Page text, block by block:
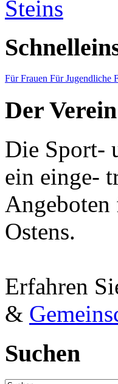
Für Frauen Für Jugendliche
Der Verein
Die Sport-
ein einge-
Angeboten
Ostens.
Erfahren
&
Suchen